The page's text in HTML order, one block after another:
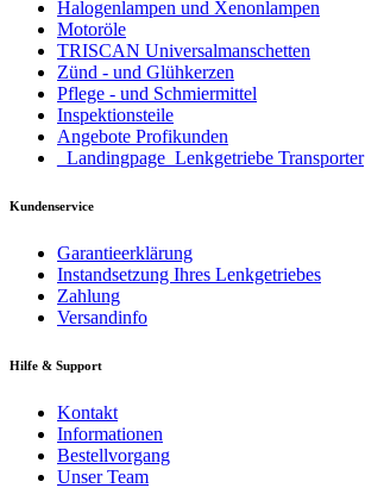
Halogenlampen und Xenonlampen
Motoröle
TRISCAN Universalmanschetten
Zünd - und Glühkerzen
Pflege - und Schmiermittel
Inspektionsteile
Angebote Profikunden
_Landingpage_Lenkgetriebe Transporter
Kundenservice
Garantieerklärung
Instandsetzung Ihres Lenkgetriebes
Zahlung
Versandinfo
Hilfe & Support
Kontakt
Informationen
Bestellvorgang
Unser Team